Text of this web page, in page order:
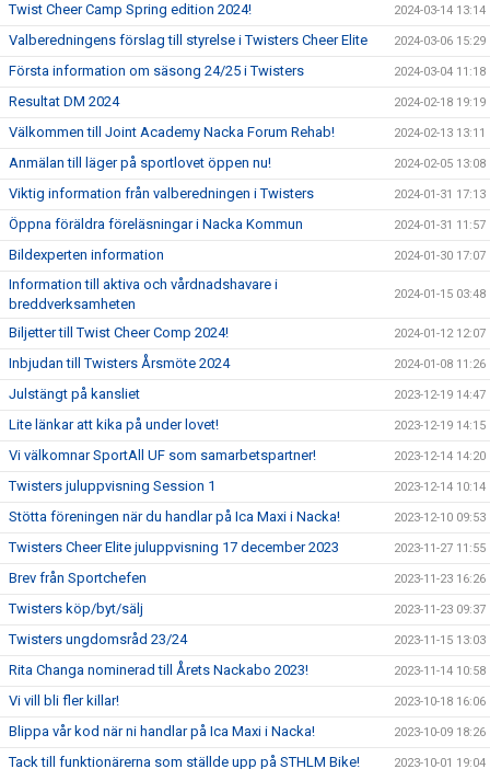
Twist Cheer Camp Spring edition 2024! 2024-03-14 13:14
Valberedningens förslag till styrelse i Twisters Cheer Elite 2024-03-06 15:29
Första information om säsong 24/25 i Twisters 2024-03-04 11:18
Resultat DM 2024 2024-02-18 19:19
Välkommen till Joint Academy Nacka Forum Rehab! 2024-02-13 13:11
Anmälan till läger på sportlovet öppen nu! 2024-02-05 13:08
Viktig information från valberedningen i Twisters 2024-01-31 17:13
Öppna föräldra föreläsningar i Nacka Kommun 2024-01-31 11:57
Bildexperten information 2024-01-30 17:07
Information till aktiva och vårdnadshavare i
breddverksamheten
2024-01-15 03:48
Biljetter till Twist Cheer Comp 2024! 2024-01-12 12:07
Inbjudan till Twisters Årsmöte 2024 2024-01-08 11:26
Julstängt på kansliet 2023-12-19 14:47
Lite länkar att kika på under lovet! 2023-12-19 14:15
Vi välkomnar SportAll UF som samarbetspartner! 2023-12-14 14:20
Twisters juluppvisning Session 1 2023-12-14 10:14
Stötta föreningen när du handlar på Ica Maxi i Nacka! 2023-12-10 09:53
Twisters Cheer Elite juluppvisning 17 december 2023 2023-11-27 11:55
Brev från Sportchefen 2023-11-23 16:26
Twisters köp/byt/sälj 2023-11-23 09:37
Twisters ungdomsråd 23/24 2023-11-15 13:03
Rita Changa nominerad till Årets Nackabo 2023! 2023-11-14 10:58
Vi vill bli fler killar! 2023-10-18 16:06
Blippa vår kod när ni handlar på Ica Maxi i Nacka! 2023-10-09 18:26
Tack till funktionärerna som ställde upp på STHLM Bike! 2023-10-01 19:04